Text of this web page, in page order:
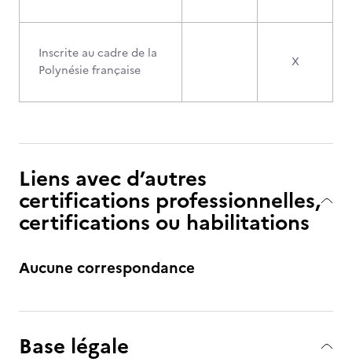
Inscrite au cadre de la
Polynésie française
X
Liens avec d’autres
certifications professionnelles,
certifications ou habilitations
Aucune correspondance
Base légale